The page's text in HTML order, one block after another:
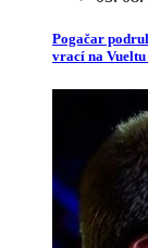
Pogačar
vrací na